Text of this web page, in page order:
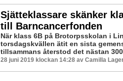
Sjätteklassare skänker
till Barncancerfonden
När klass 6B på Brotorpsskolan i
torsdagskvällen ätit en sista
tillsammans återstod det nästan
28 juni 2019 klockan 14:28 av Camilla